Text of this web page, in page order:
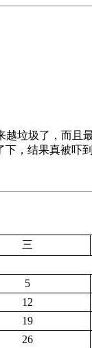
垃圾了，而
，结果真被吓
三
5
12
19
26